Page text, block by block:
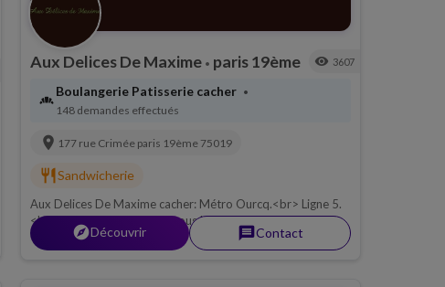
Aux Delices De Maxime • paris 19ème visibility 3607
bakery_dining
Boulangerie Patisserie cacher •
148 demandes effectués
location_on 177 rue Crimée paris 19ème 75019
restaurant Sandwicherie
Aux Delices De Maxime cacher: Métro Ourcq.<br> Ligne 5.
<br> Sandwicherie Cacher sous le controle du Beth Din de
Paris.
explorerDécouvrir messageContact